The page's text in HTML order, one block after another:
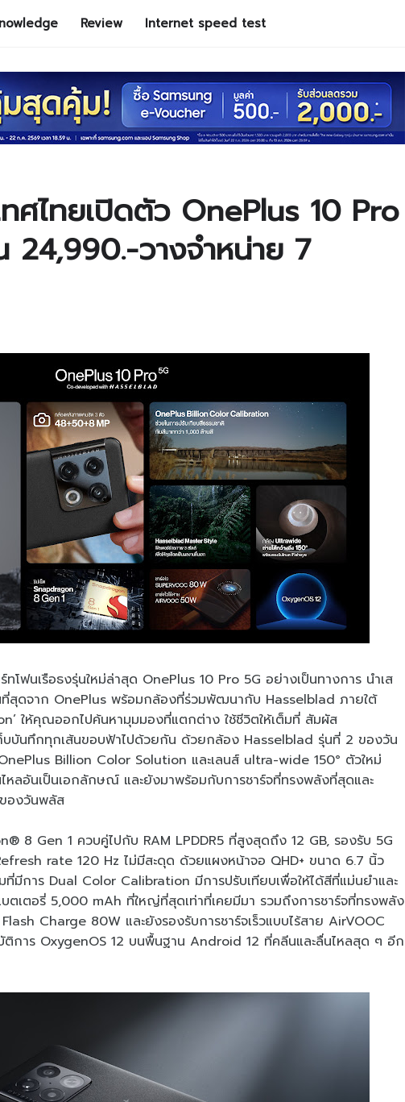
Review Internet speed test
ศไทยเปิดตัว OnePlus 10 Pro
24,990.-วางจำหน่าย 7
ทโฟนเรือธงรุ่นใหม่ล่าสุด OnePlus 10 Pro 5G อย่างเป็นทางการ นำเส
ที่สุดจาก OnePlus พร้อมกล้องที่ร่วมพัฒนากับ Hasselblad ภายใต้
ให้คุณออกไปค้นหามุมมองที่แตกต่าง ใช้ชีวิตให้เต็มที่ สัมผัส
บบันทึกทุกเส้นขอบฟ้าไปด้วยกัน ด้วยกล้อง Hasselblad รุ่นที่ 2 ของวัน
Billion Color Solution และเลนส์ ultra-wide 150° ตัวใหม่
หลอันเป็นเอกลักษณ์ และยังมาพร้อมกับการชาร์จที่ทรงพลังที่สุดและ
องวันพลัส
8 Gen 1 ควบคู่ไปกับ RAM LPDDR5 ที่สูงสุดถึง 12 GB, รองรับ 5G
rate 120 Hz ไม่มีสะดุด ด้วยแผงหน้าจอ QHD+ ขนาด 6.7 นิ้ว
ที่มีการ Dual Color Calibration มีการปรับเทียบเพื่อให้ได้สีที่แม่นยำและ
ตเตอรี่ 5,000 mAh ที่ใหญ่ที่สุดเท่าที่เคยมีมา รวมถึงการชาร์จที่ทรงพลัง
Charge 80W และยังรองรับการชาร์จเร็วแบบไร้สาย AirVOOC
การ OxygenOS 12 บนพื้นฐาน Android 12 ที่คลีนและลื่นไหลสุด ๆ อีก